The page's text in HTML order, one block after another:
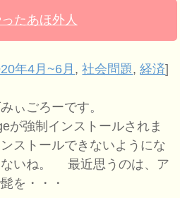
たあほ外人
年4月~6月 ,社会問題,経済]
ぃごろーです。
が強制インストールされま
ストールできないようにな
ないね。 最近思うのは、ア
を・・・